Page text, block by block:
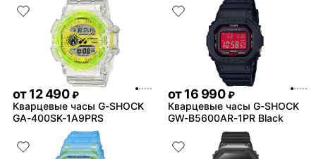
от12 490 ₽
Кварцевые часы G-SHOCK
GA-400SK-1A9PRS
от16 990 ₽
Кварцевые часы G-SHOCK
GW-B5600AR-1PR Black